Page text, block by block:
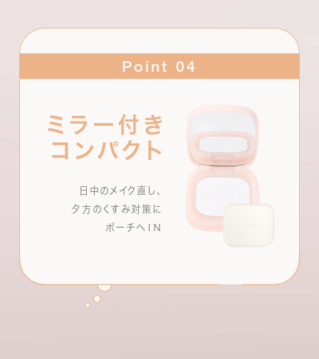
Point 04
ミラー付き
コンパクト
日中のメイク直し、
夕方のくすみ対策に
ポーチへＩＮ